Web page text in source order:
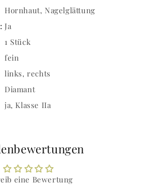
Hornhaut, Nagelglättung
Ja
1 Stück
fein
links, rechts
Diamant
ja, Klasse IIa
eine Bewertung